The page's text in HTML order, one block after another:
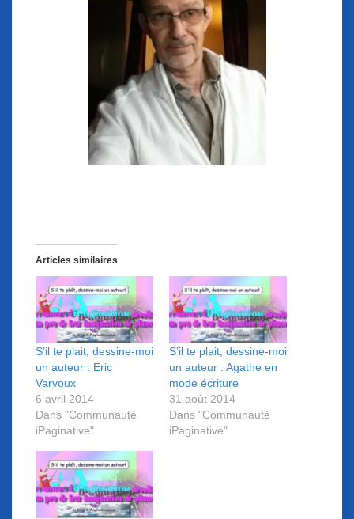
Articles similaires
S’il te plait, dessine-moi
un auteur : Eric
Varvoux
6 avril 2014
Dans "Communauté
iPaginative"
S’il te plait, dessine-moi
un auteur : Agathe en
mode écriture
31 août 2014
Dans "Communauté
iPaginative"